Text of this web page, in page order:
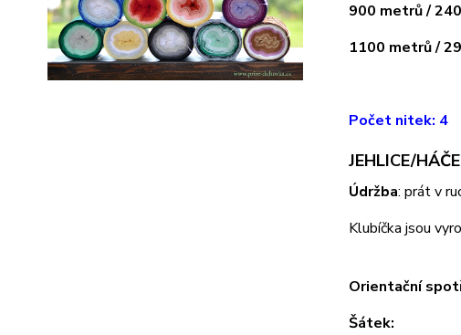
900 metrů /
1100 metrů /
Počet nitek: 4
JEHLICE/
Údržba: prát v
Klubíčka jsou
Orientační
Šátek: